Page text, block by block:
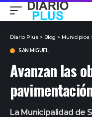
Diario Plus > Blog > Municipios
SAN MIGUEL
Avanzan las
La Municipalidad de